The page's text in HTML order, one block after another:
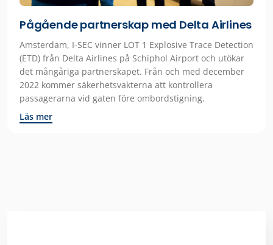
Pågående partnerskap med Delta Airlines
Amsterdam, I-SEC vinner LOT 1 Explosive Trace Detection
(ETD) från Delta Airlines på Schiphol Airport och utökar
det mångåriga partnerskapet. Från och med december
2022 kommer säkerhetsvakterna att kontrollera
passagerarna vid gaten före ombordstigning.
Läs mer